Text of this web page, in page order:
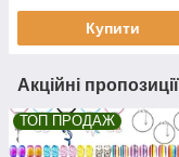
Купити
Акційні
ТОП ПРОДАЖ